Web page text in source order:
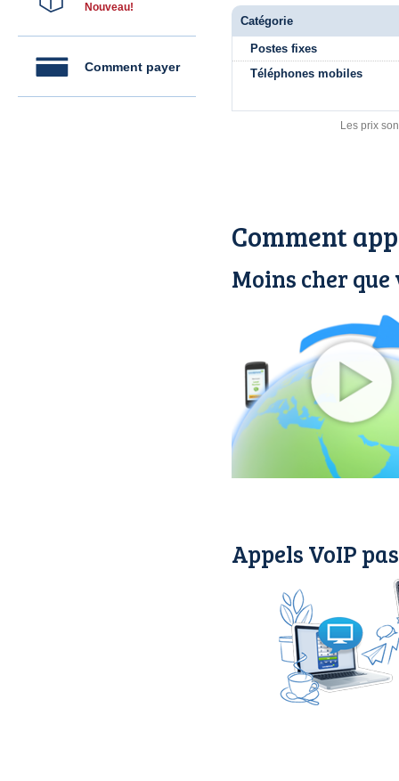
Nouveau!
Comment payer
Catégorie
Postes fixes
Téléphones mobiles
Les prix
Comment
Moins cher
Appels VoIP